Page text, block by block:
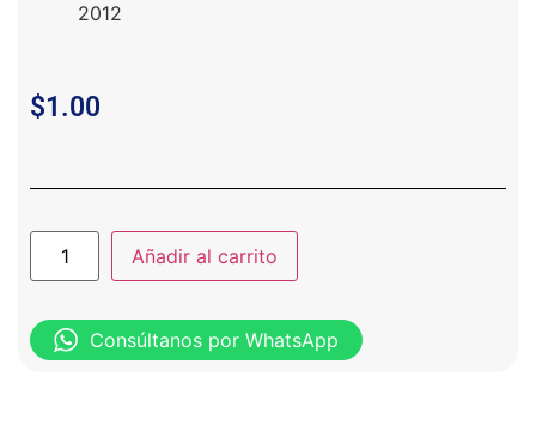
2012
$1.00
Añadir al carrito
Consúltanos por WhatsApp